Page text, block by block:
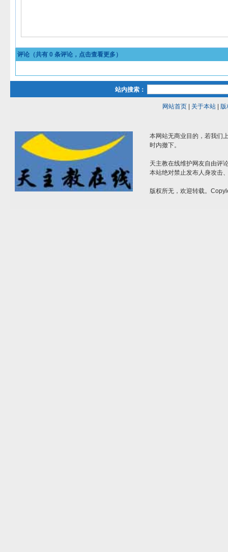
评论（共有 0 条评论，点击查看更多）
站内搜索：
网站首页| 关于本站| 版
本网站无商业目的，若我们
时内撤下。
天主教在线维护网友自由评
本站绝对禁止发布人身攻击
版权所无，欢迎转载。